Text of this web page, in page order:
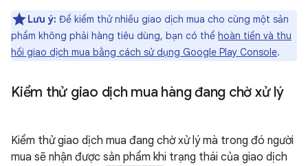
Lưu ý: Để kiểm thử nhiều giao dịch mua cho cùng một sản
phẩm không phải hàng tiêu dùng, bạn có thể hoàn tiền và thu
hồi giao dịch mua bằng cách sử dụng Google Play Console.
Kiểm thử giao dịch mua hàng đang chờ xử lý
Kiểm thử giao dịch mua đang chờ xử lý mà trong đó người
mua sẽ nhận được sản phẩm khi trạng thái của giao dịch